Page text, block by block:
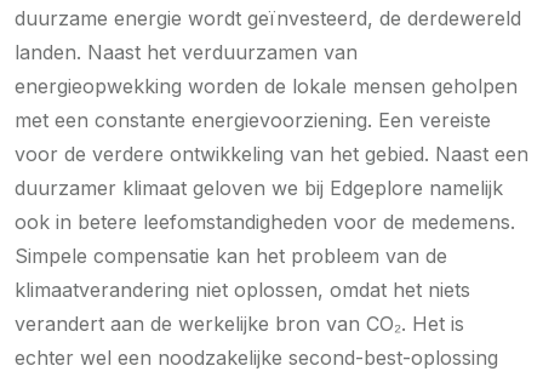
duurzame energie wordt geïnvesteerd, de derdewereld
landen. Naast het verduurzamen van
energieopwekking worden de lokale mensen geholpen
met een constante energievoorziening. Een vereiste
voor de verdere ontwikkeling van het gebied. Naast een
duurzamer klimaat geloven we bij Edgeplore namelijk
ook in betere leefomstandigheden voor de medemens.
Simpele compensatie kan het probleem van de
klimaatverandering niet oplossen, omdat het niets
verandert aan de werkelijke bron van CO₂. Het is
echter wel een noodzakelijke second-best-oplossing